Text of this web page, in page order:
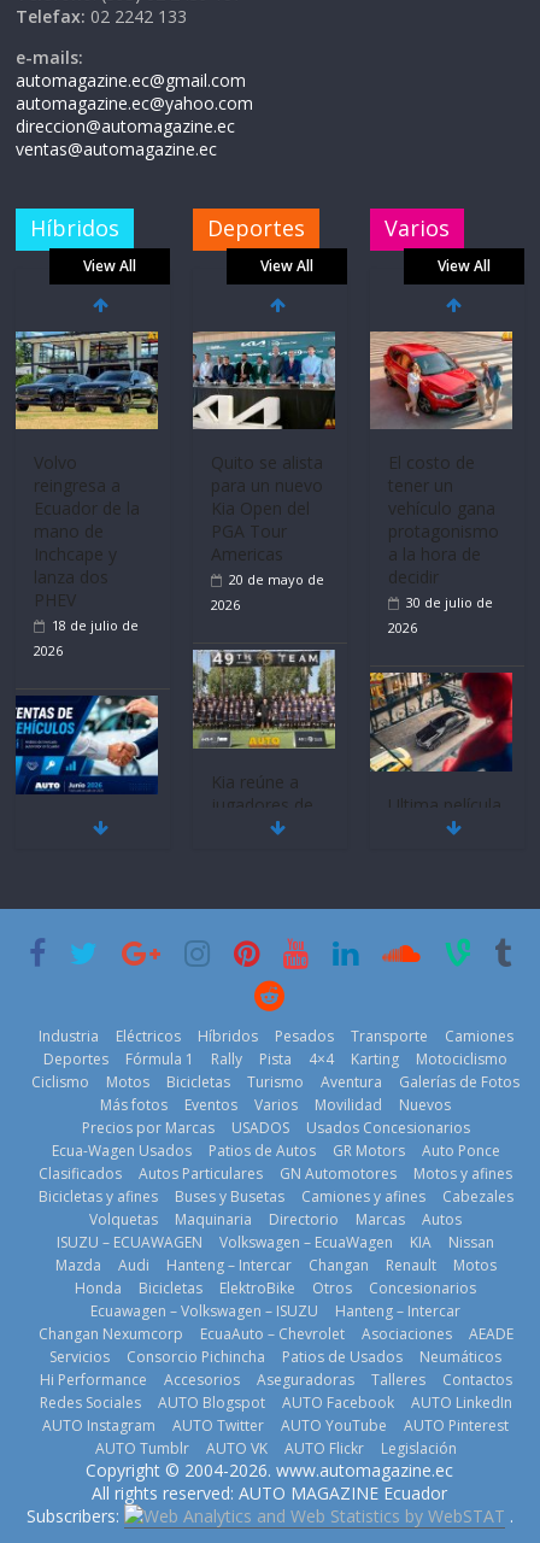
Telefax: 02 2242 133
e-mails:
automagazine.ec@gmail.com
automagazine.ec@yahoo.com
direccion@automagazine.ec
ventas@automagazine.ec
Híbridos
View All
Volvo
reingresa a
Ecuador de la
mano de
Inchcape y
lanza dos
PHEV
18 de julio de
2026
Mercado
historia
11 de julio de
BMW, Toyota,
Bosch y
prueban flota
que usa
gasolina 100%
renovable
25 de julio de
2026
Deportes
View All
Quito se alista
para un nuevo
Kia Open del
PGA Tour
Americas
20 de mayo de
2026
Kia reúne a
jugadores de
fútbol de todo
2026
La Vuelta al
Ecuador 2026,
edición 47ª,
recorre 7
provincias en 8
días
1 de agosto de
2026
La FEDAK
recibe 12
Sinotruk
Bolden para
Varios
View All
El costo de
tener un
vehículo gana
protagonismo
a la hora de
decidir
30 de julio de
2026
Ultima película
‘Spider‑Man:
29 de julio de
¿Qué puede
pasar con tu
vehículo si
permanece
varios días sin
usar?
3 de agosto de
2026
La FEDAK
recibe 12
Sinotruk
Industria Eléctricos Híbridos Pesados Transporte
Camiones
Deportes
Fórmula 1 Rally Pista 4×4 Karting
Motociclismo
Ciclismo
Motos Bicicletas Turismo Aventura
Galerías de Fotos
Más fotos
Eventos Varios Movilidad
Nuevos
Precios por Marcas
USADOS
Usados Concesionarios
Ecua-Wagen Usados
Patios de Autos GR Motors
Auto Ponce
Clasificados
Autos Particulares GN Automotores
Motos y afines
Bicicletas y afines
Buses y Busetas Camiones y afines
Cabezales
Volquetas
Maquinaria Directorio Marcas
Autos
ISUZU – ECUAWAGEN
Volkswagen – EcuaWagen KIA
Nissan
Mazda
Audi Hanteng – Intercar Changan Renault
Motos
Honda
Bicicletas ElektroBike Otros
Concesionarios
Ecuawagen – Volkswagen – ISUZU
Hanteng – Intercar
Changan Nexumcorp
EcuaAuto – Chevrolet Asociaciones
AEADE
Servicios
Consorcio Pichincha Patios de Usados
Neumáticos
Hi Performance
Accesorios Aseguradoras Talleres
Contactos
Redes Sociales
AUTO Blogspot AUTO Facebook
AUTO LinkedIn
AUTO Instagram
AUTO Twitter AUTO YouTube
AUTO Pinterest
AUTO Tumblr
AUTO VK AUTO Flickr Legislación
Copyright © 2004-2026. www.automagazine.ec
All rights reserved: AUTO MAGAZINE Ecuador
Subscribers:
.